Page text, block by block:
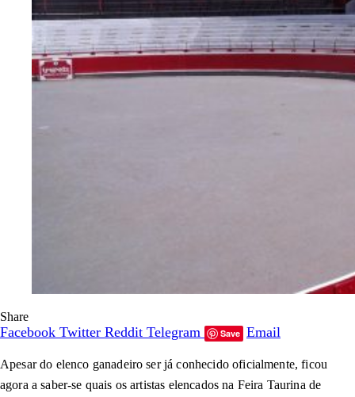
Share
Facebook Twitter Reddit Telegram Save Email
Apesar do elenco ganadeiro ser já conhecido oficialmente, ficou
agora a saber-se quais os artistas elencados na Feira Taurina de